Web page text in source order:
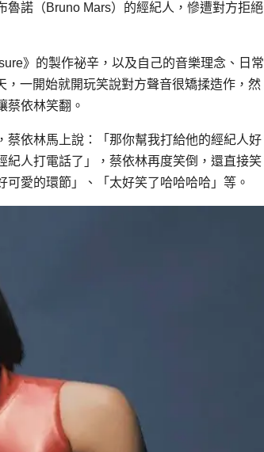
諾（Bruno Mars）的經紀人，慘遭對方拒絕
》的製作祕辛，以及自己的音樂理念、日常
一開始就開玩笑說對方聲音很矯揉造作，然
蔡依林笑翻。
依林馬上說：「那你幫我打給他的經紀人好
人打電話了」，蔡依林再度笑倒，還直接笑
愛的環節」、「太好笑了哈哈哈哈」等。